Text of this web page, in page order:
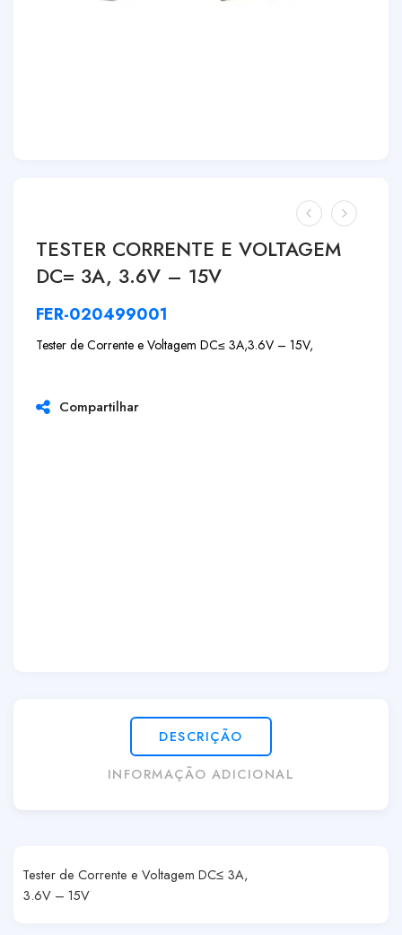
TESTER CORRENTE E VOLTAGEM
DC= 3A, 3.6V – 15V
FER-020499001
Tester de Corrente e Voltagem DC≤ 3A,3.6V – 15V,
Compartilhar
DESCRIÇÃO
INFORMAÇÃO ADICIONAL
Tester de Corrente e Voltagem DC≤ 3A,
3.6V – 15V